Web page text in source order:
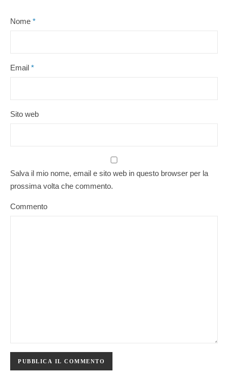
Nome *
Email *
Sito web
Salva il mio nome, email e sito web in questo browser per la
prossima volta che commento.
Commento